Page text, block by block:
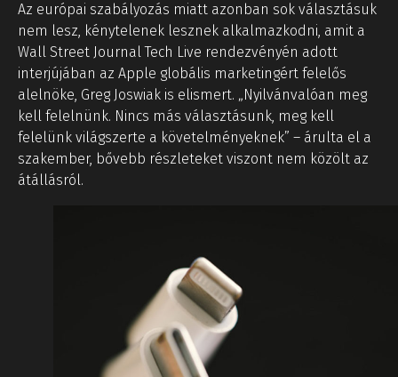
Az európai szabályozás miatt azonban sok választásuk
nem lesz, kénytelenek lesznek alkalmazkodni, amit a
Wall Street Journal Tech Live rendezvényén adott
interjújában az Apple globális marketingért felelős
alelnöke, Greg Joswiak is elismert. „Nyilvánvalóan meg
kell felelnünk. Nincs más választásunk, meg kell
felelünk világszerte a követelményeknek” – árulta el a
szakember, bővebb részleteket viszont nem közölt az
átállásról.